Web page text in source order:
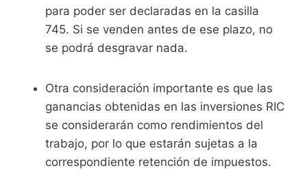
para poder ser declaradas en la casilla
745. Si se venden antes de ese plazo, no
se podrá desgravar nada.
Otra consideración importante es que las
ganancias obtenidas en las inversiones RIC
se considerarán como rendimientos del
trabajo, por lo que estarán sujetas a la
correspondiente retención de impuestos.